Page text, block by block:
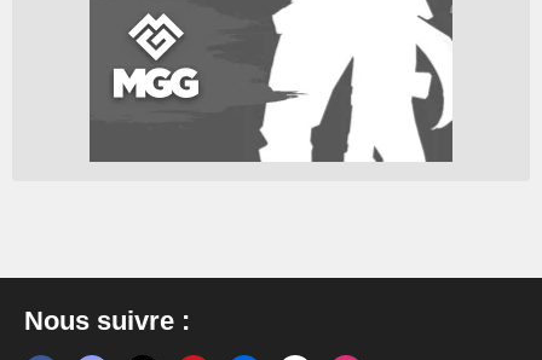
Nous suivre :